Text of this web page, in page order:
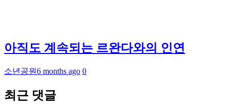
아직도 계속되는 르완다와의 인연
소년공원6 months ago 0
최근 댓글